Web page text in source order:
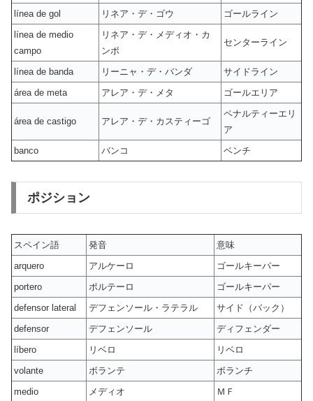
línea de gol
リネア・デ・ゴウ
ゴールライン
línea de medio
campo
リネア・デ・メディオ・カ
ンポ
センターライン
línea de banda リーニャ・デ・バンダ
サイドライン
área de meta
アレア・デ・メタ ゴールエリア
área de castigo アレア・デ・カスティーゴ
ペナルティーエリ
ア
banco
バンコ ベンチ
ポジション
スペイン語 発音
意味
arquero
アルケーロ
ゴールキーパー
portero
ポルテーロ
ゴールキーパー
defensor lateral
デフェンソール・ラテラル
サイド（バック）
defensor
デフェンソール
ディフェンダー
líbero
リベロ
リベロ
volante
ボランテ
ボランチ
medio
メディオ
ＭＦ